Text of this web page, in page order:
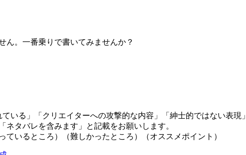
ん。一番乗りで書いてみませんか？
いる」「クリエイターへの攻撃的な内容」「紳士的ではない表現」
タバレを含みます」と記載をお願いします。
いるところ）（難しかったところ）（オススメポイント）